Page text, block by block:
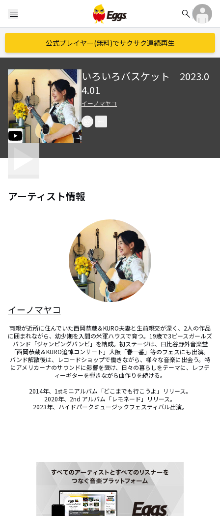
menu search
公式プレイヤー(無料)でサクサク連続再生
いろいろバスケット 2023.0
4.01
イーノマヤコ
アーティスト情報
イーノマヤコ
両親が近所に住んでいた西岡恭蔵＆KURO夫妻と生前親交が深く、2人の作品
に囲まれながら、幼少期を入間の米軍ハウスで育つ。19歳で3ピースガールズ
バンド「ジャンピングバンビ」を結成。初ステージは、日比谷野外音楽堂
「西岡恭蔵＆KURO追悼コンサート」大阪「春一番」等のフェスにも出演。
バンド解散後は、レコードショップで働きながら、様々な音楽に出会う。特
にアメリカーナのサウンドに影響を受け、日々の暮らしをテーマに、レフテ
ィーギターを弾きながら曲作りを続ける。
2014年、1stミニアルバム「どこまでも行こうよ」リリース。
2020年、2nd アルバム「レモネード」リリース。
2023年、ハイドパークミュージックフェスティバル出演。